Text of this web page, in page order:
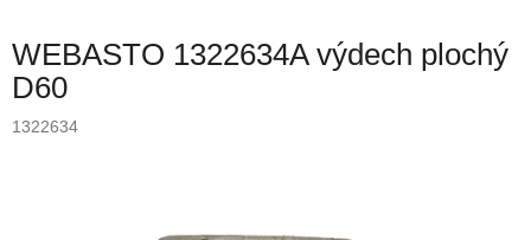
WEBASTO 1322634A výdech plochý
D60
1322634